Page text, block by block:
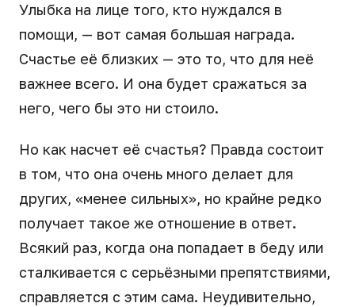
Улыбка на лице того, кто нуждался в
помощи, — вот самая большая награда.
Счастье её близких — это то, что для неё
важнее всего. И она будет сражаться за
него, чего бы это ни стоило.
Но как насчет её счастья? Правда состоит
в том, что она очень много делает для
других, «менее сильных», но крайне редко
получает такое же отношение в ответ.
Всякий раз, когда она попадает в беду или
сталкивается с серьёзными препятствиями,
справляется с этим сама. Неудивительно,